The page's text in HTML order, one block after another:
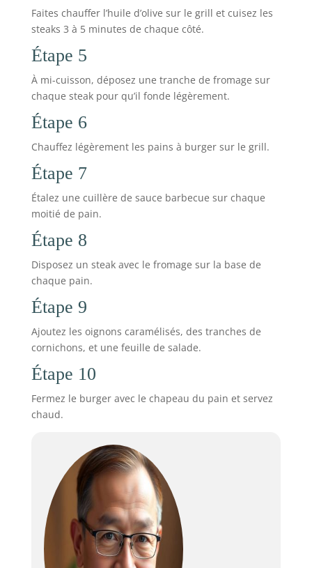
Faites chauffer l’huile d’olive sur le grill et cuisez les
steaks 3 à 5 minutes de chaque côté.
Étape 5
À mi-cuisson, déposez une tranche de fromage sur
chaque steak pour qu’il fonde légèrement.
Étape 6
Chauffez légèrement les pains à burger sur le grill.
Étape 7
Étalez une cuillère de sauce barbecue sur chaque
moitié de pain.
Étape 8
Disposez un steak avec le fromage sur la base de
chaque pain.
Étape 9
Ajoutez les oignons caramélisés, des tranches de
cornichons, et une feuille de salade.
Étape 10
Fermez le burger avec le chapeau du pain et servez
chaud.